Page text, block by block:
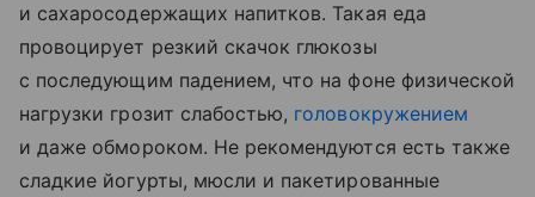
и сахаросодержащих напитков. Такая еда
провоцирует резкий скачок глюкозы
с последующим падением, что на фоне физической
нагрузки грозит слабостью, головокружением
и даже обмороком. Не рекомендуются есть также
сладкие йогурты, мюсли и пакетированные